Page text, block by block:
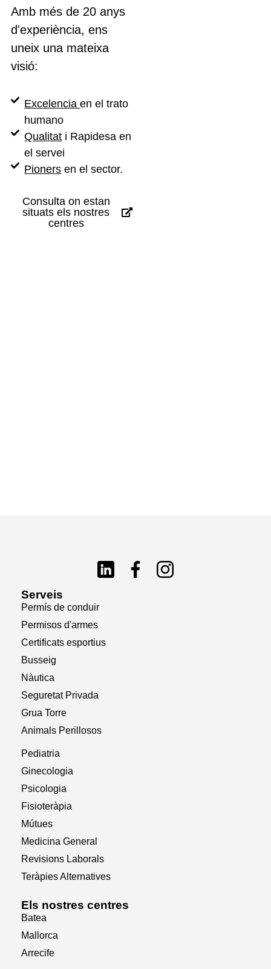
Amb més de 20 anys
d'experiència, ens
uneix una mateixa
visió:
Excelenciaen el trato
humano
Qualitat i Rapidesa en
el servei
Pioners en el sector.
Consulta on estan
situats els nostres
centres
Serveis
Permís de conduir
Permisos d'armes
Certificats esportius
Busseig
Nàutica
Seguretat Privada
Grua Torre
Animals Perillosos
Pediatria
Ginecologia
Psicologia
Fisioteràpia
Mútues
Medicina General
Revisions Laborals
Teràpies Alternatives
Els nostres centres
Batea
Mallorca
Arrecife